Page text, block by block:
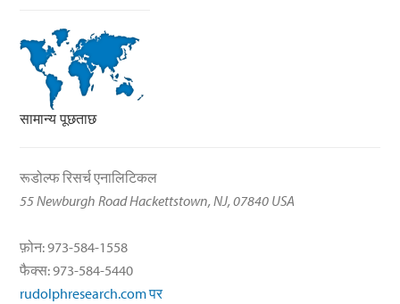
सामान्य पूछताछ
रूडोल्फ रिसर्च एनालिटिकल
55 Newburgh Road Hackettstown, NJ, 07840 USA
फ़ोन: 973-584-1558
फैक्स: 973-584-5440
rudolphresearch.com पर